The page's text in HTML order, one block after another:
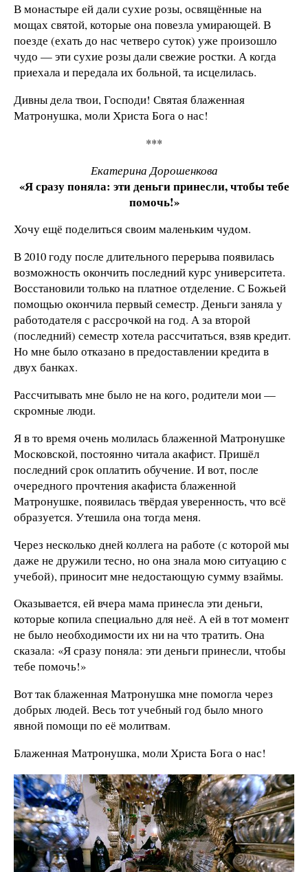
В монастыре ей дали сухие розы, освящённые на
мощах святой, которые она повезла умирающей. В
поезде (ехать до нас четверо суток) уже произошло
чудо — эти сухие розы дали свежие ростки. А когда
приехала и передала их больной, та исцелилась.
Дивны дела твои, Господи! Святая блаженная
Матронушка, моли Христа Бога о нас!
***
Екатерина Дорошенкова
«Я сразу поняла: эти деньги принесли, чтобы тебе
помочь!»
Хочу ещё поделиться своим маленьким чудом.
В 2010 году после длительного перерыва появилась
возможность окончить последний курс университета.
Восстановили только на платное отделение. С Божьей
помощью окончила первый семестр. Деньги заняла у
работодателя с рассрочкой на год. А за второй
(последний) семестр хотела рассчитаться, взяв кредит.
Но мне было отказано в предоставлении кредита в
двух банках.
Рассчитывать мне было не на кого, родители мои —
скромные люди.
Я в то время очень молилась блаженной Матронушке
Московской, постоянно читала акафист. Пришёл
последний срок оплатить обучение. И вот, после
очередного прочтения акафиста блаженной
Матронушке, появилась твёрдая уверенность, что всё
образуется. Утешила она тогда меня.
Через несколько дней коллега на работе (с которой мы
даже не дружили тесно, но она знала мою ситуацию с
учебой), приносит мне недостающую сумму взаймы.
Оказывается, ей вчера мама принесла эти деньги,
которые копила специально для неё. А ей в тот момент
не было необходимости их ни на что тратить. Она
сказала: «Я сразу поняла: эти деньги принесли, чтобы
тебе помочь!»
Вот так блаженная Матронушка мне помогла через
добрых людей. Весь тот учебный год было много
явной помощи по её молитвам.
Блаженная Матронушка, моли Христа Бога о нас!